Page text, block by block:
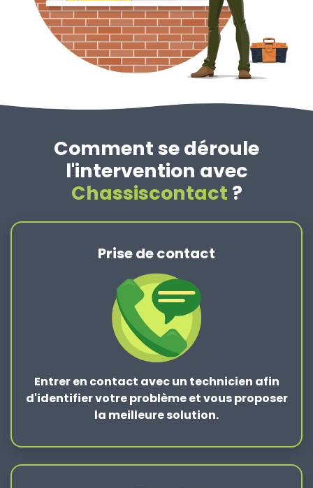
Comment se déroule
l'intervention avec
Chassiscontact ?
Prise de contact
Entrer en contact avec un technicien afin
d'identifier votre problème et vous proposer
la meilleure solution.